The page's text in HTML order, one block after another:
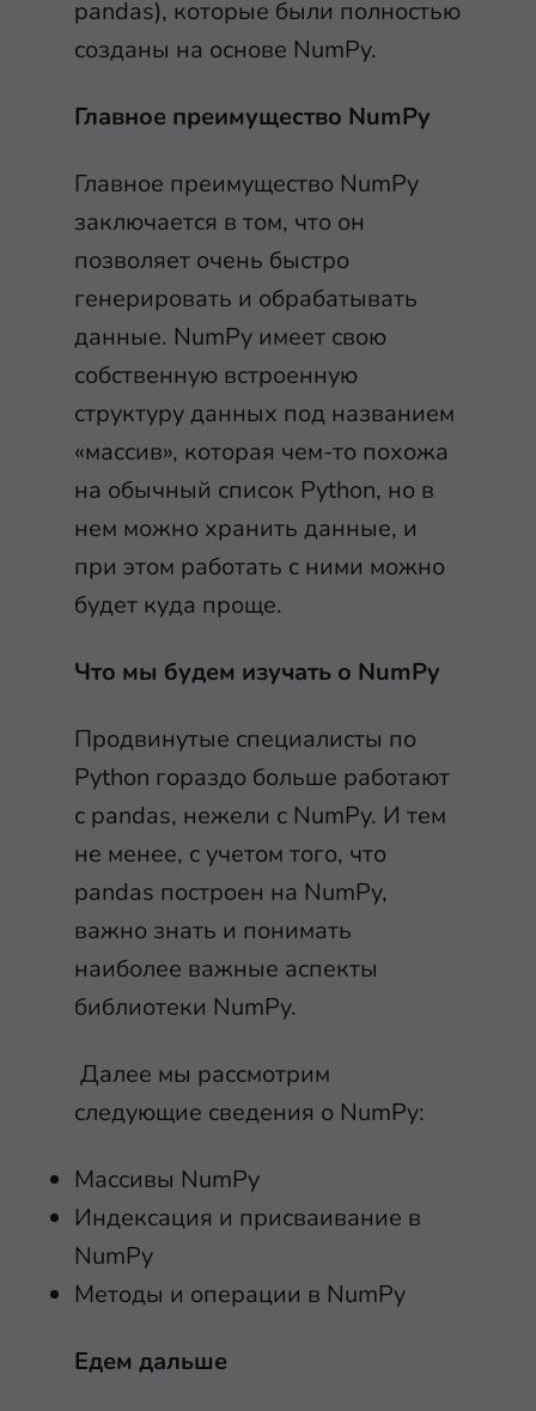
pandas), которые были полностью
созданы на основе NumPy.
Главное преимущество NumPy
Главное преимущество NumPy
заключается в том, что он
позволяет очень быстро
генерировать и обрабатывать
данные. NumPy имеет свою
собственную встроенную
структуру данных под названием
«массив», которая чем-то похожа
на обычный список Python, но в
нем можно хранить данные, и
при этом работать с ними можно
будет куда проще.
Что мы будем изучать о NumPy
Продвинутые специалисты по
Python гораздо больше работают
с pandas, нежели с NumPy. И тем
не менее, с учетом того, что
pandas построен на NumPy,
важно знать и понимать
наиболее важные аспекты
библиотеки NumPy.
Далее мы рассмотрим
следующие сведения о NumPy:
Массивы NumPy
Индексация и присваивание в
NumPy
Методы и операции в NumPy
Едем дальше